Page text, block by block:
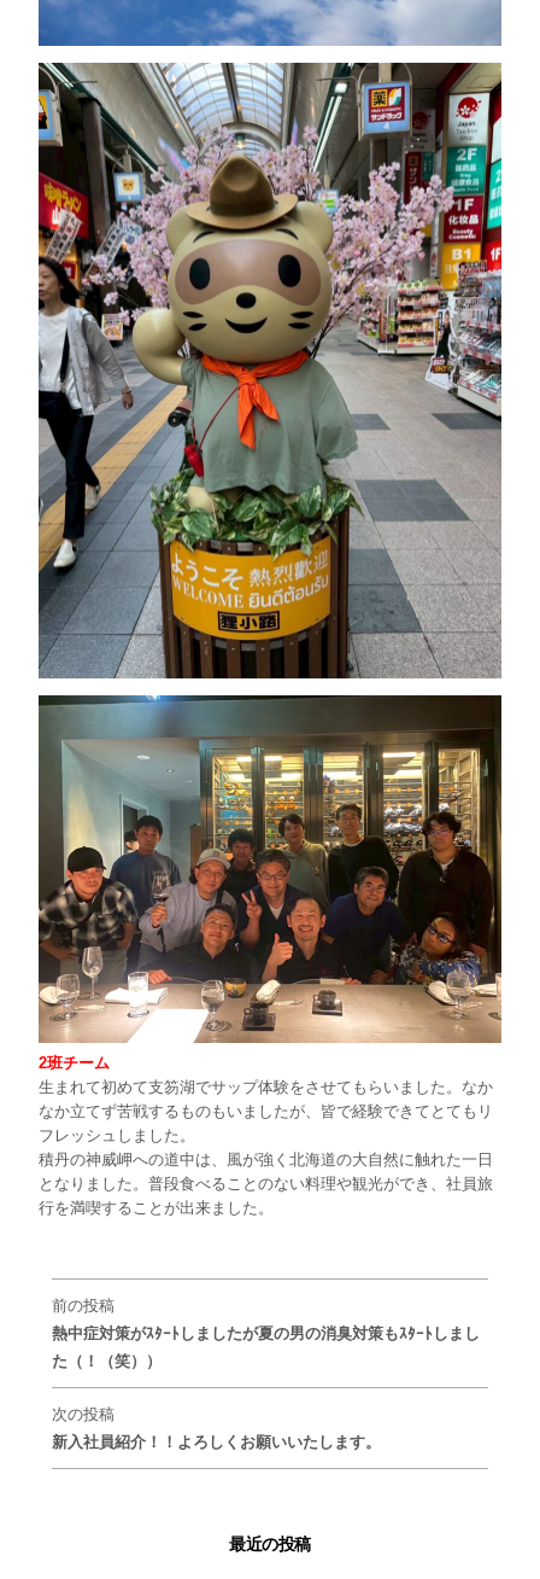
2班チーム
生まれて初めて支笏湖でサップ体験をさせてもらいました。なか
なか立てず苦戦するものもいましたが、皆で経験できてとてもリ
フレッシュしました。
積丹の神威岬への道中は、風が強く北海道の大自然に触れた一日
となりました。普段食べることのない料理や観光ができ、社員旅
行を満喫することが出来ました。
前の投稿
熱中症対策がｽﾀｰﾄしましたが夏の男の消臭対策もｽﾀｰﾄしまし
た（！（笑））
次の投稿
新入社員紹介！！よろしくお願いいたします。
最近の投稿